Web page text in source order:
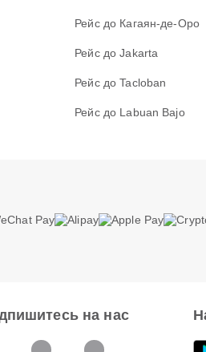
Рейс до Кагаян-де-Оро
Рейс до Jakarta
Рейс до Tacloban
Рейс до Labuan Bajo
на нас